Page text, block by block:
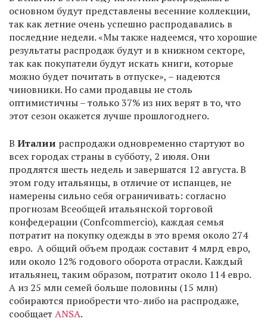
основном будут представлены весенние коллекции,
так как летние очень успешно распродавались в
последние недели. «Мы также надеемся, что хорошие
результаты распродаж будут и в книжном секторе,
так как покупатели будут искать книги, которые
можно будет почитать в отпуске», – надеются
чиновники. Но сами продавцы не столь
оптимистичны – только 37% из них верят в то, что
этот сезон окажется лучше прошлогоднего.
В Италии распродажи одновременно стартуют во
всех городах страны в субботу, 2 июля. Они
продлятся шесть недель и завершатся 12 августа. В
этом году итальянцы, в отличие от испанцев, не
намерены сильно себя ограничивать: согласно
прогнозам Всеобщей итальянской торговой
конфедерации (Confcommercio), каждая семья
потратит на покупку одежды в это время около 274
евро. А общий объем продаж составит 4 млрд евро,
или около 12% годового оборота отрасли. Каждый
итальянец, таким образом, потратит около 114 евро.
А из 25 млн семей больше половины (15 млн)
собираются приобрести что-либо на распродаже,
сообщает ANSA.